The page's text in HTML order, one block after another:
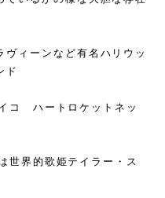
ィーンなど有名ハリウッ
ド
コ ハートロケットネッ
世界的歌姫テイラー・ス